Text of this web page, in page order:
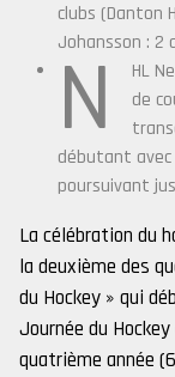
clubs (Danton
Johansson : 2
N
HL
de
débutant
poursuivant
La célébration du
la deuxième des
du Hockey » qui
Journée du
quatrième année